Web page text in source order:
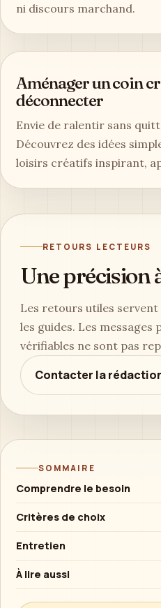
ni discours marchand.
Aménager un coin
déconnecter
Envie de ralentir sans
Découvrez des idées
loisirs créatifs inspirant,
RETOURS LECTEURS
Une précision
Les retours utiles
les guides. Les
vérifiables ne sont pas
Contacter la
SOMMAIRE
Comprendre le besoin
Critères de choix
Entretien
À lire aussi